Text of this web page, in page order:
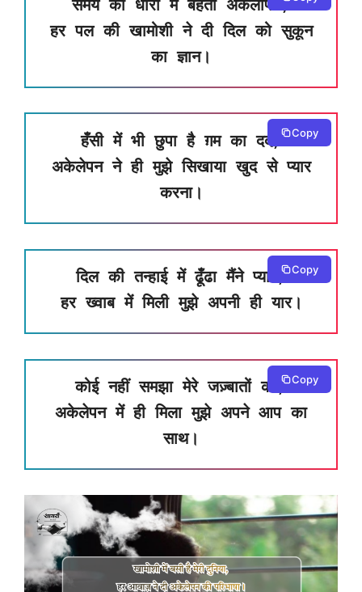
समय की धारा में बहता अकेलापन,
हर पल की खामोशी ने दी दिल को सुकून
का ज्ञान।
हँसी में भी छुपा है ग़म का दर्द,
अकेलेपन ने ही मुझे सिखाया खुद से प्यार
करना।
Copy
दिल की तन्हाई में ढूँढा मैंने प्यार,
हर ख्वाब में मिली मुझे अपनी ही यार।
Copy
कोई नहीं समझा मेरे जज़्बातों को,
अकेलेपन में ही मिला मुझे अपने आप का
साथ।
Copy